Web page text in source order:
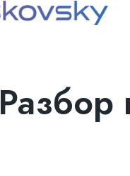
Разбор